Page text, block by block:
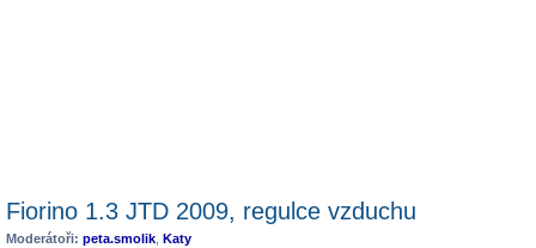
Fiorino 1.3 JTD 2009, regulce vzduchu
Moderátoři: peta.smolik Katy